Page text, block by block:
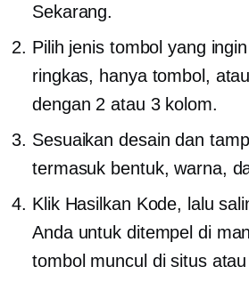
Sekarang.
Pilih jenis tombol yang
ringkas, hanya tombol,
dengan 2 atau 3 kolom.
Sesuaikan desain dan
termasuk bentuk, warna,
Klik Hasilkan Kode, lalu
Anda untuk ditempel di
tombol muncul di situs